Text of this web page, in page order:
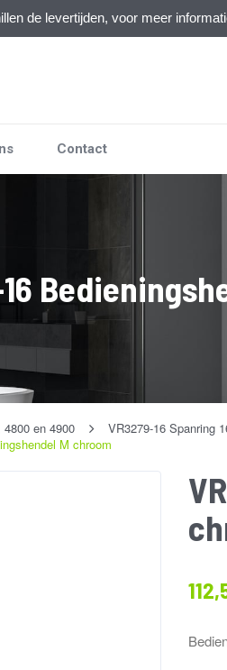
de levertijden, voor meer
Contact
16
en 4900 VR3279-16 Spanring
M chroom